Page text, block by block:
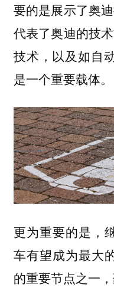
要的是展示了奥
代表了奥迪的技
技术，以及如自
是一个重要载体。
更为重要的是，
车有望成为最大
的重要节点之一，